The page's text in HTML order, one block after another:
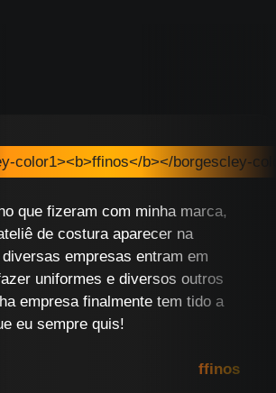
que fizeram com minha marca,
de costura aparecer na
empresas entram em
uniformes e diversos outros
empresa finalmente tem tido a
eu sempre quis!
ffinos